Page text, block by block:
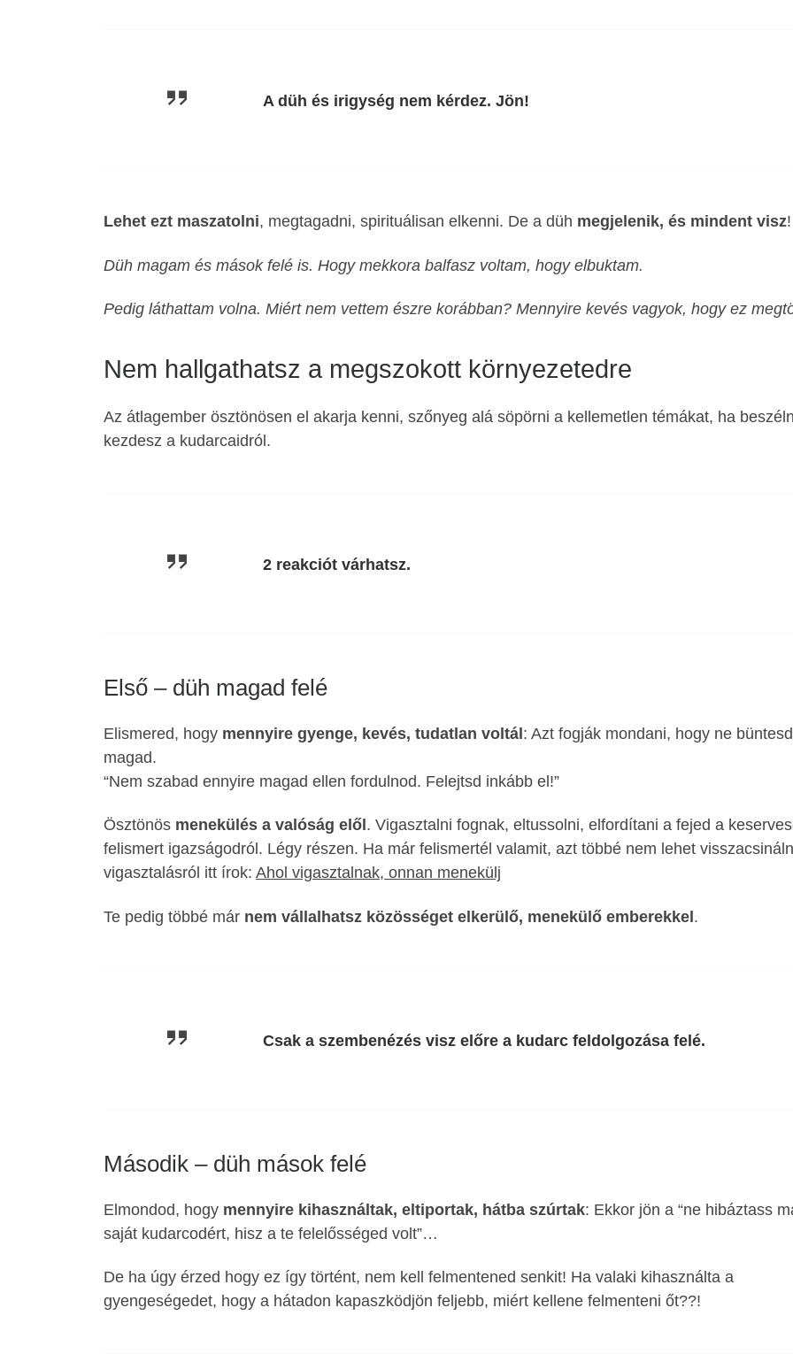
A düh és irigység nem kérdez. Jön!
Lehet ezt maszatolni, megtagadni, spirituálisan elkenni. De a düh megjelenik, és mindent visz!
Düh magam és mások felé is. Hogy mekkora balfasz voltam, hogy elbuktam.
Pedig láthattam volna. Miért nem vettem észre korábban? Mennyire kevés vagyok, hogy ez
Nem hallgathatsz a megszokott környezetedre
Az átlagember ösztönösen el akarja kenni, szőnyeg alá söpörni a kellemetlen témákat, ha
kezdesz a kudarcaidról.
2 reakciót várhatsz.
Első – düh magad felé
Elismered, hogy mennyire gyenge, kevés, tudatlan voltál: Azt fogják mondani, hogy ne büntesd
magad.
“Nem szabad ennyire magad ellen fordulnod. Felejtsd inkább el!”
Ösztönös menekülés a valóság elől . Vigasztalni fognak, eltussolni, elfordítani a fejed a
felismert igazságodról. Légy részen. Ha már felismertél valamit, azt többé nem lehet
vigasztalásról itt írok: Ahol vigasztalnak, onnan menekülj
Te pedig többé már nem vállalhatsz közösséget elkerülő, menekülő emberekkel.
Csak a szembenézés visz előre a kudarc feldolgozása felé.
Második – düh mások felé
Elmondod, hogy mennyire kihasználtak, eltiportak, hátba szúrtak: Ekkor jön a “ne hibáztass
saját kudarcodért, hisz a te felelősséged volt”…
De ha úgy érzed hogy ez így történt, nem kell felmentened senkit! Ha valaki kihasználta a
gyengeségedet, hogy a hátadon kapaszködjön feljebb, miért kellene felmenteni őt??!